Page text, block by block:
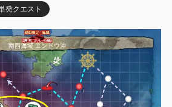
発クエスト